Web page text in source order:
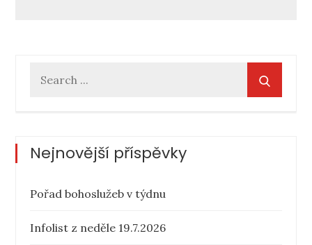
Nejnovější příspěvky
Pořad bohoslužeb v týdnu
Infolist z neděle 19.7.2026